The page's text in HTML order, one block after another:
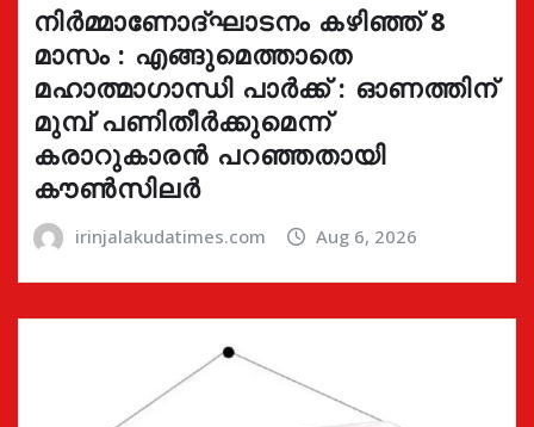
നിർമ്മാണോദ്ഘാടനം കഴിഞ്ഞ് 8
മാസം : എങ്ങുമെത്താതെ
മഹാത്മാഗാന്ധി പാർക്ക് : ഓണത്തിന്
മുമ്പ് പണിതീർക്കുമെന്ന്
കരാറുകാരൻ പറഞ്ഞതായി
കൗൺസിലർ
irinjalakudatimes.com Aug 6, 2026